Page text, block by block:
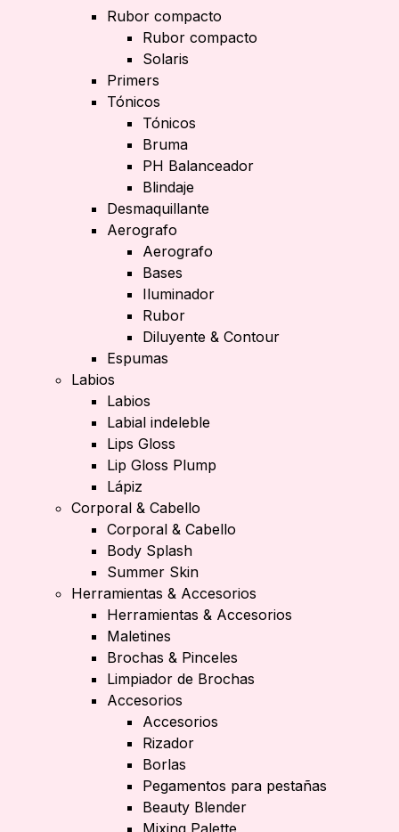
Rubor compacto
Rubor compacto
Solaris
Primers
Tónicos
Tónicos
Bruma
PH Balanceador
Blindaje
Desmaquillante
Aerografo
Aerografo
Bases
Iluminador
Rubor
Diluyente & Contour
Espumas
Labios
Labios
Labial indeleble
Lips Gloss
Lip Gloss Plump
Lápiz
Corporal & Cabello
Corporal & Cabello
Body Splash
Summer Skin
Herramientas & Accesorios
Herramientas & Accesorios
Maletines
Brochas & Pinceles
Limpiador de Brochas
Accesorios
Accesorios
Rizador
Borlas
Pegamentos para pestañas
Beauty Blender
Mixing Palette